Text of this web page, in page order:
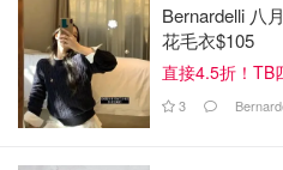
Bernardelli 八
花毛衣$105
直接4.5折！TB
3